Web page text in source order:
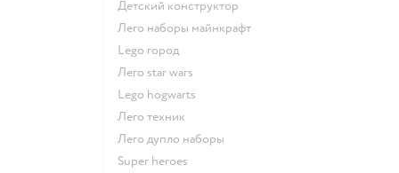
Детский конструктор
Лего наборы майнкрафт
Lego город
Лего star wars
Lego hogwarts
Лего техник
Лего дупло наборы
Super heroes